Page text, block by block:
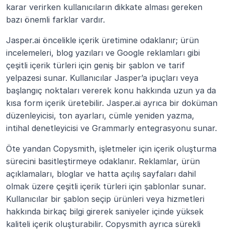
karar verirken kullanıcıların dikkate alması gereken
bazı önemli farklar vardır.
Jasper.ai öncelikle içerik üretimine odaklanır; ürün
incelemeleri, blog yazıları ve Google reklamları gibi
çeşitli içerik türleri için geniş bir şablon ve tarif
yelpazesi sunar. Kullanıcılar Jasper’a ipuçları veya
başlangıç noktaları vererek konu hakkında uzun ya da
kısa form içerik üretebilir. Jasper.ai ayrıca bir doküman
düzenleyicisi, ton ayarları, cümle yeniden yazma,
intihal denetleyicisi ve Grammarly entegrasyonu sunar.
Öte yandan Copysmith, işletmeler için içerik oluşturma
sürecini basitleştirmeye odaklanır. Reklamlar, ürün
açıklamaları, bloglar ve hatta açılış sayfaları dahil
olmak üzere çeşitli içerik türleri için şablonlar sunar.
Kullanıcılar bir şablon seçip ürünleri veya hizmetleri
hakkında birkaç bilgi girerek saniyeler içinde yüksek
kaliteli içerik oluşturabilir. Copysmith ayrıca sürekli